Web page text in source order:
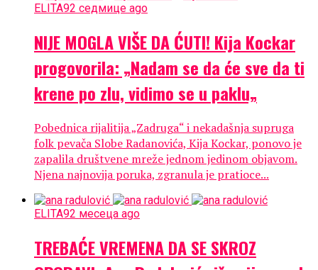
ELITA92 седмице ago
NIJE MOGLA VIŠE DA ĆUTI! Kija Kockar
progovorila: „Nadam se da će sve da ti
krene po zlu, vidimo se u paklu„
Pobednica rijalitija „Zadruga“ i nekadašnja supruga
folk pevača Slobe Radanovića, Kija Kockar, ponovo je
zapalila društvene mreže jednom jedinom objavom.
Njena najnovija poruka, zgranula je pratioce...
ELITA92 месеца ago
TREBAĆE VREMENA DA SE SKROZ